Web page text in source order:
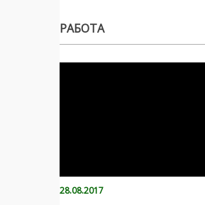
РАБОТА
28.08.2017